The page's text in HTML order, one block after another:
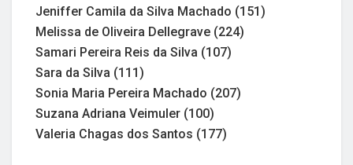
Jeniffer Camila da Silva Machado (151)
Melissa de Oliveira Dellegrave (224)
Samari Pereira Reis da Silva (107)
Sara da Silva (111)
Sonia Maria Pereira Machado (207)
Suzana Adriana Veimuler (100)
Valeria Chagas dos Santos (177)